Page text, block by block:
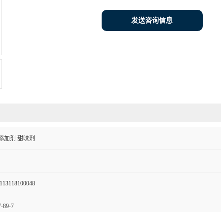
发送咨询信息
加剂 甜味剂
89-7